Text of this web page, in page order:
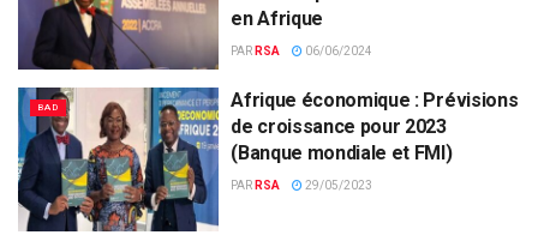
en Afrique
PAR RSA 06/06/2024
BAD
Afrique économique : Prévisions
de croissance pour 2023
(Banque mondiale et FMI)
PAR RSA 29/05/2023